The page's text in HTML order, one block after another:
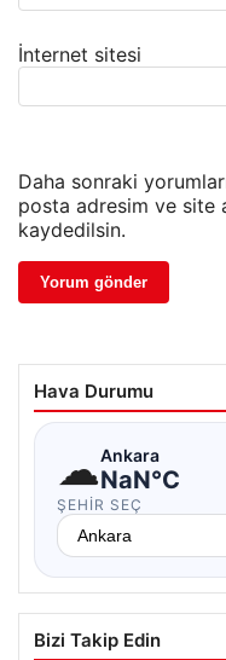
İnternet sitesi
Daha sonraki
posta adresim ve site
kaydedilsin.
Hava Durumu
☁Ankara
NaN°C
ŞEHIR SEÇ
Bizi Takip Edin